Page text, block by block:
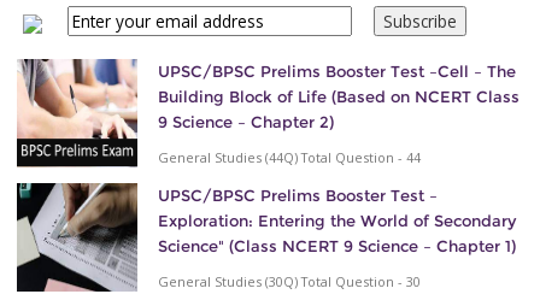
UPSC/BPSC Prelims Booster Test –Cell – The
Building Block of Life (Based on NCERT Class
9 Science – Chapter 2)
General Studies (44Q) Total Question - 44
UPSC/BPSC Prelims Booster Test –
Exploration: Entering the World of Secondary
Science" (Class NCERT 9 Science – Chapter 1)
General Studies (30Q) Total Question - 30